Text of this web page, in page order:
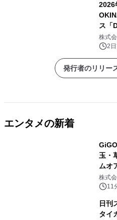
2026
ス「
出演
株式
2
発行者のリリー
エンタメの新着
玉・
ムオ
2026
ン
株式
11
日刊
タイ